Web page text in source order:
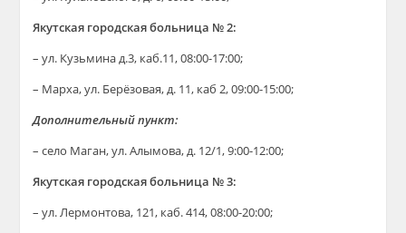
Якутская городская больница № 2:
– ул. Кузьмина д.3, каб.11, 08:00-17:00;
– Марха, ул. Берёзовая, д. 11, каб 2, 09:00-15:00;
Дополнительный пункт:
– село Маган, ул. Алымова, д. 12/1, 9:00-12:00;
Якутская городская больница № 3:
– ул. Лермонтова, 121, каб. 414, 08:00-20:00;